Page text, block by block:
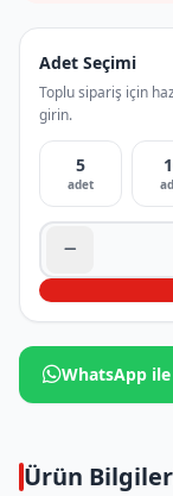
Adet Seçimi
Toplu sipariş için
girin.
5
adet
WhatsApp
Ürün